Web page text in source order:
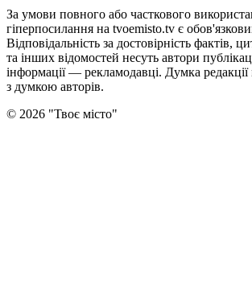
За умови повного або часткового
гіперпосилання на tvoemisto.tv є
Відповідальність за достовірність фактів,
та інших відомостей несуть автори
інформації — рекламодавці. Думка
з думкою авторiв.
© 2026 "Твоє місто"